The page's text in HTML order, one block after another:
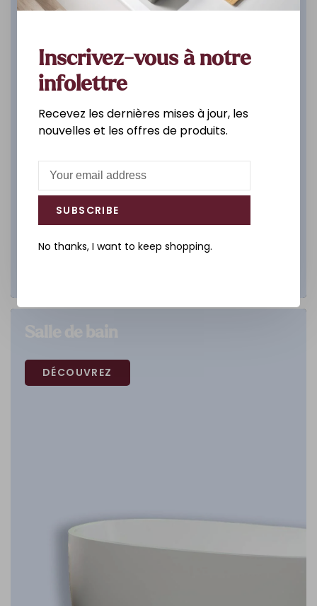
Salle de bain
DÉCOUVREZ
Inscrivez-vous à notre
infolettre
Recevez les dernières mises à jour, les
nouvelles et les offres de produits.
SUBSCRIBE
No thanks, I want to keep shopping.